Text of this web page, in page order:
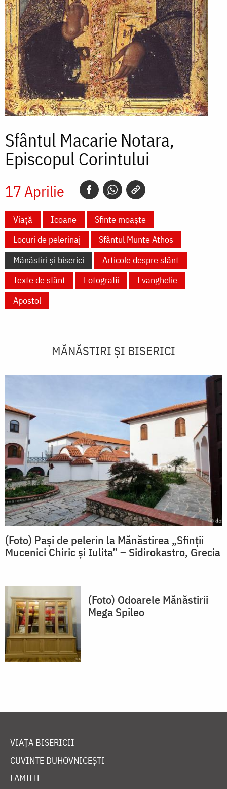
Sfântul Macarie Notara,
Episcopul Corintului
17 Aprilie
Viață Icoane
Sfinte moaște
Locuri de pelerinaj
Sfântul Munte Athos
Mănăstiri și biserici
Articole despre sfânt
Texte de sfânt
Fotografii
Evanghelie
Apostol
MĂNĂSTIRI ȘI BISERICI
(Foto) Pași de pelerin la Mănăstirea „Sfinții
Mucenici Chiric și Iulita” – Sidirokastro, Grecia
(Foto) Odoarele Mănăstirii
Mega Spileo
VIAȚA BISERICII
CUVINTE DUHOVNICEȘTI
FAMILIE